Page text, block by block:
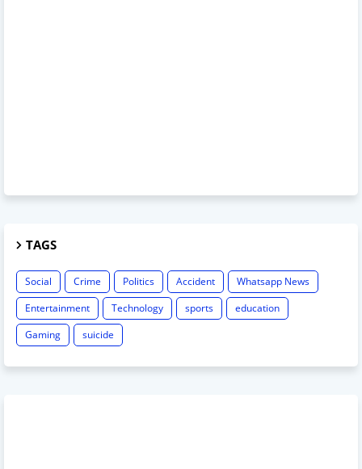
TAGS
Social Crime Politics Accident
Whatsapp News
Entertainment
Technology sports
education
Gaming
suicide